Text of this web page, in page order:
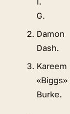
G.
Damon
Dash.
Kareem
«Biggs»
Burke.